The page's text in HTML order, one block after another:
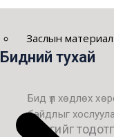
Заслын материал
Бидний тухай
Бид үл хөдлөх
байдлыг
маягийг